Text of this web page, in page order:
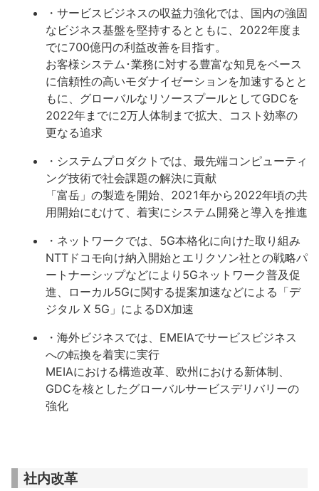
・サービスビジネスの収益力強化では、国内の強固
なビジネス基盤を堅持するとともに、2022年度ま
でに700億円の利益改善を目指す。
お客様システム･業務に対する豊富な知見をベース
に信頼性の高いモダナイゼーションを加速するとと
もに、グローバルなリソースプールとしてGDCを
2022年までに2万人体制まで拡大、コスト効率の
更なる追求
・システムプロダクトでは、最先端コンピューティ
ング技術で社会課題の解決に貢献
「富岳」の製造を開始、2021年から2022年頃の共
用開始にむけて、着実にシステム開発と導入を推進
・ネットワークでは、5G本格化に向けた取り組み
NTTドコモ向け納入開始とエリクソン社との戦略パ
ートナーシップなどにより5Gネットワーク普及促
進、ローカル5Gに関する提案加速などによる「デ
ジタル X 5G」によるDX加速
・海外ビジネスでは、EMEIAでサービスビジネス
への転換を着実に実行
MEIAにおける構造改革、欧州における新体制、
GDCを核としたグローバルサービスデリバリーの
強化
社内改革